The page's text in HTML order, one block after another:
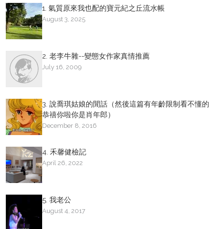
1. 氣質原來我也配的寶元紀之丘流水帳
August 3, 2025
2. 老李牛雜--變態女作家真情推薦
July 16, 2009
3. 說喬琪姑娘的閒話（然後這篇有年齡限制看不懂的
恭禧你啦你是肖年郎）
December 8, 2016
4. 禾馨健檢記
April 26, 2022
5. 我老公
August 4, 2017